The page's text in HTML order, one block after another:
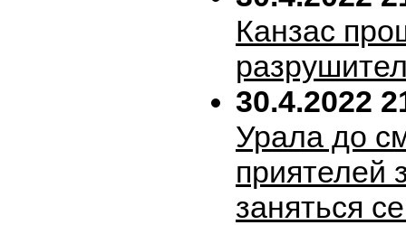
Канзас
30.4.2022
Урала до
приятелей
заняться